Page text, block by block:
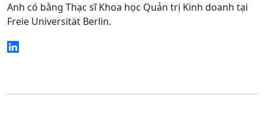
Anh có bằng Thạc sĩ Khoa học Quản trị Kinh doanh tại
Freie Universität Berlin.